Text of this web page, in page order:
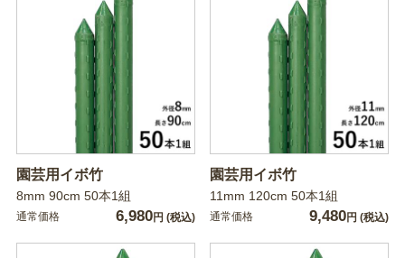
園芸用イボ竹
8mm 90cm 50本1組
通常価格 6,980円 (税込)
園芸用イボ竹
11mm 120cm 50本1組
通常価格 9,480円 (税込)